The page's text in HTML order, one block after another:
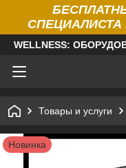
WELLNESS:
Товары и услуги
Новинка